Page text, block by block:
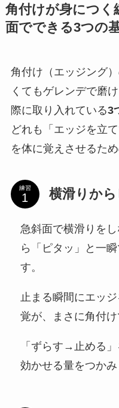
角付けが身につく
面でできる3つの
角付け（エッジング
くてもゲレンデで磨
際に取り入れている3
どれも「エッジを立
を体に覚えさせるため
練習 横滑りか
急斜面で横滑りを
ら「ピタッ」と一
す。
止まる瞬間にエッ
覚が、まさに角付け
「ずらす→止める
効かせる量をつかみ